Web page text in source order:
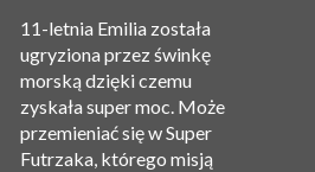
11-letnia Emilia została
ugryziona przez świnkę
morską dzięki czemu
zyskała super moc. Może
przemieniać się w Super
Futrzaka, którego misją